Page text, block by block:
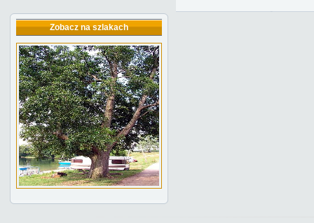
Zobacz na szlakach